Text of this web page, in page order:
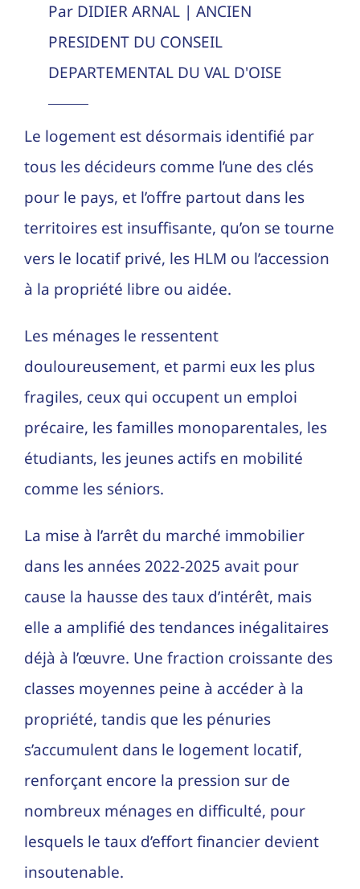
Par DIDIER ARNAL | ANCIEN
PRESIDENT DU CONSEIL
DEPARTEMENTAL DU VAL D'OISE
Le logement est désormais identifié par
tous les décideurs comme l’une des clés
pour le pays, et l’offre partout dans les
territoires est insuffisante, qu’on se tourne
vers le locatif privé, les HLM ou l’accession
à la propriété libre ou aidée.
Les ménages le ressentent
douloureusement, et parmi eux les plus
fragiles, ceux qui occupent un emploi
précaire, les familles monoparentales, les
étudiants, les jeunes actifs en mobilité
comme les séniors.
La mise à l’arrêt du marché immobilier
dans les années 2022-2025 avait pour
cause la hausse des taux d’intérêt, mais
elle a amplifié des tendances inégalitaires
déjà à l’œuvre. Une fraction croissante des
classes moyennes peine à accéder à la
propriété, tandis que les pénuries
s’accumulent dans le logement locatif,
renforçant encore la pression sur de
nombreux ménages en difficulté, pour
lesquels le taux d’effort financier devient
insoutenable.